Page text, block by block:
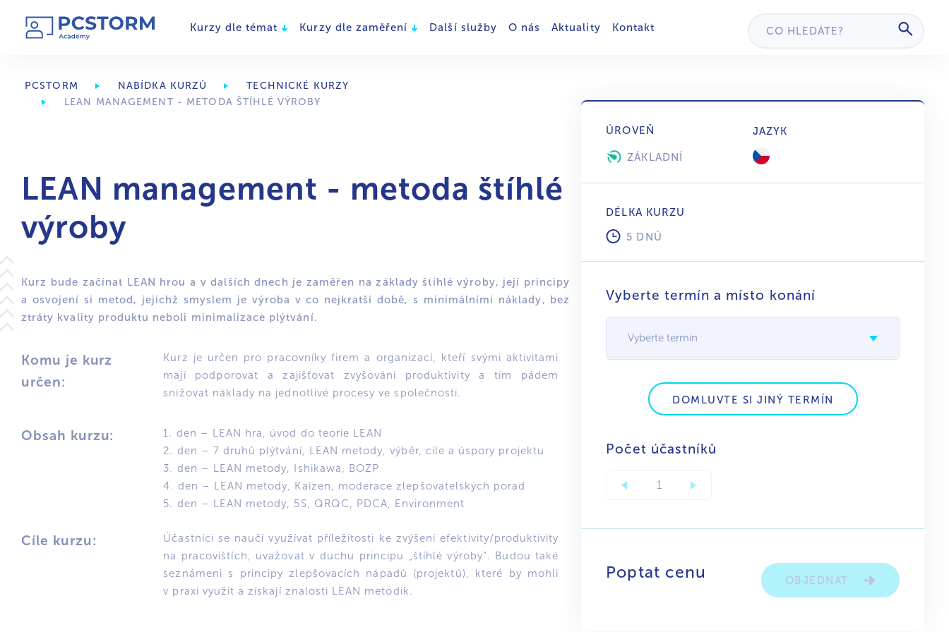
Kurzy dle témat Kurzy dle zaměření Další služby O nás Aktuality Kontakt
PCSTORM NABÍDKA KURZŮ
TECHNICKÉ KURZY
LEAN MANAGEMENT - METODA ŠTÍHLÉ VÝROBY
LEAN management - metoda štíhlé
výroby
Kurz bude začínat LEAN hrou a v dalších dnech je zaměřen na základy štíhlé výroby, její principy
a osvojení si metod, jejichž smyslem je výroba v co nejkratší době, s minimálními náklady, bez
ztráty kvality produktu neboli minimalizace plýtvání.
Komu je kurz
určen:
Kurz je určen pro pracovníky firem a organizací, kteří svými aktivitami
mají podporovat a zajišťovat zvyšování produktivity a tím pádem
snižovat náklady na jednotlivé procesy ve společnosti.
Obsah kurzu:
1. den – LEAN hra, úvod do teorie LEAN
2. den – 7 druhů plýtvání, LEAN metody, výběr, cíle a úspory projektu
3. den – LEAN metody, Ishikawa, BOZP
4. den – LEAN metody, Kaizen, moderace zlepšovatelských porad
5. den – LEAN metody, 5S, QRQC, PDCA, Environment
Cíle kurzu:
Účastníci se naučí využívat příležitosti ke zvýšení efektivity/produktivity
na pracovištích, uvažovat v duchu principu „štíhlé výroby“. Budou také
seznámeni s principy zlepšovacích nápadů (projektů), které by mohli
v praxi využít a získají znalosti LEAN metodik.
ÚROVEŇ
ZÁKLADNÍ
JAZYK
DÉLKA KURZU
5 DNŮ
Vyberte termín a místo konání
Vyberte termín
DOMLUVTE SI JINÝ TERMÍN
Počet účastníků
Poptat cenu OBJEDNAT